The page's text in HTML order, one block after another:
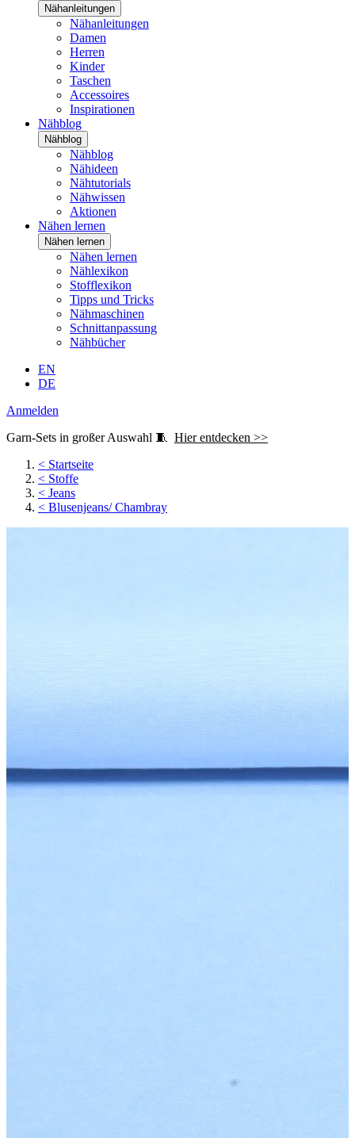
Nähanleitungen
Nähanleitungen
Damen
Herren
Kinder
Taschen
Accessoires
Inspirationen
Nähblog
Nähblog
Nähblog
Nähideen
Nähtutorials
Nähwissen
Aktionen
Nähen lernen
Nähen lernen
Nähen lernen
Nählexikon
Stofflexikon
Tipps und Tricks
Nähmaschinen
Schnittanpassung
Nähbücher
EN
DE
Anmelden
Garn-Sets in großer Auswahl 🧵 Hier entdecken >>
< Startseite
< Stoffe
< Jeans
< Blusenjeans/ Chambray